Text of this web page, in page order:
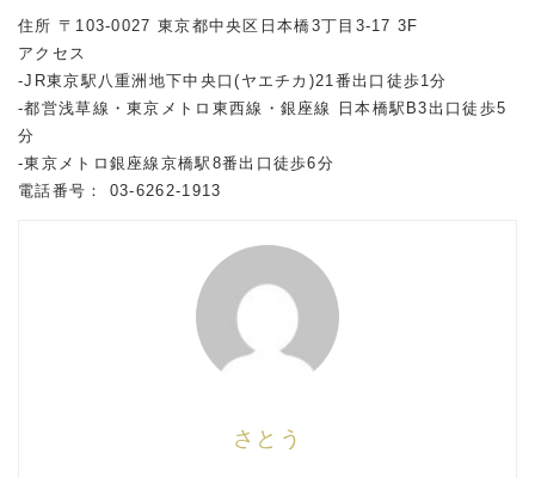
住所 〒103-0027 東京都中央区日本橋3丁目3-17 3F
アクセス
-JR東京駅八重洲地下中央口(ヤエチカ)21番出口徒歩1分
-都営浅草線・東京メトロ東西線・銀座線 日本橋駅B3出口徒歩5
分
-東京メトロ銀座線京橋駅8番出口徒歩6分
電話番号： 03-6262-1913
さとう